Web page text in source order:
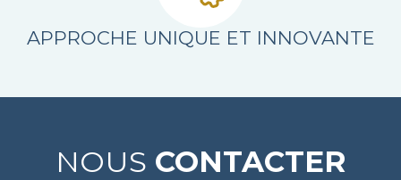
APPROCHE UNIQUE ET INNOVANTE
NOUS CONTACTER